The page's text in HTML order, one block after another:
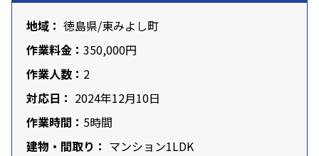
地域： 徳島県/東みよし町
作業料金： 350,000円
作業人数： 2
対応日： 2024年12月10日
作業時間： 5時間
建物・間取り： マンション1LDK